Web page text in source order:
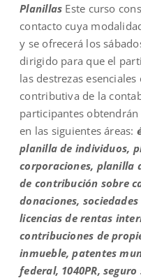
Planillas Este curso
contacto cuya
y se ofrecerá los
dirigido para que el
las destrezas esenciales
contributiva de la
participantes
en las siguientes áreas:
planilla de individuos,
corporaciones, planilla
de contribución sobre
donaciones, sociedades
licencias de rentas
contribuciones de
inmueble, patentes
federal, 1040PR,